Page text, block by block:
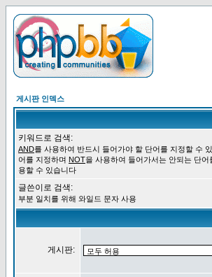
게시판 인덱스
키워드로 검색:
AND를 사용하여 반드시 들어가야 할 단어를 지정할 수 있
어를 지정하며 NOT을 사용하여 들어가서는 안되는 단
용할 수 있습니다
글쓴이로 검색:
부분 일치를 위해 와일드 문자 사용
게시판: